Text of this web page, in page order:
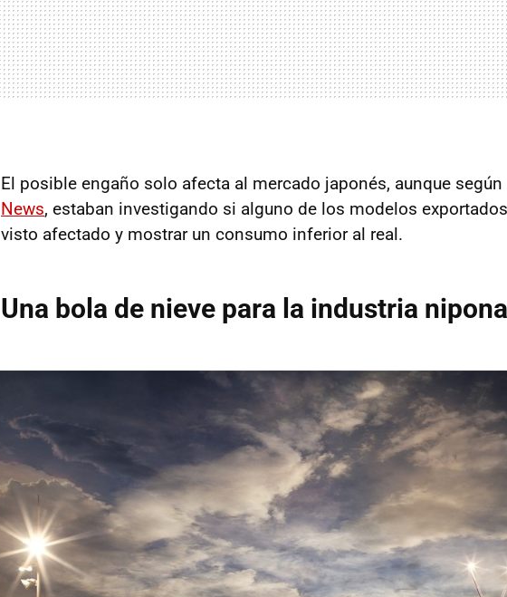
El posible engaño solo afecta al mercado japonés, aunque según
News, estaban investigando si alguno de los modelos
visto afectado y mostrar un consumo inferior al real.
Una bola de nieve para la industria nipona